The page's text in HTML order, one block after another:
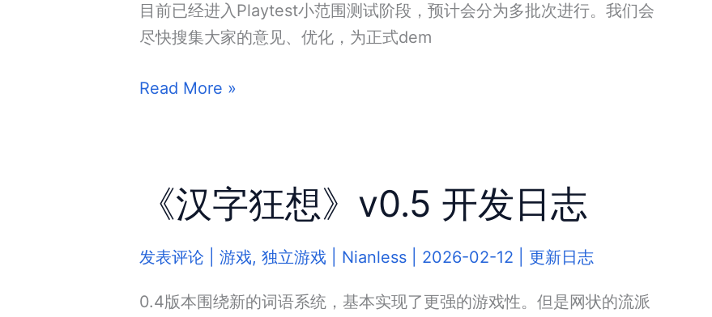
目前已经进入Playtest小范围测试阶段，预计会分为多批次进行。我们会
尽快搜集大家的意见、优化，为正式dem
《汉
v0.6
发
志
Read More »
《汉字狂想》v0.5 开发日志
发表评论 游戏, 独立游戏 Nianless 2026-02-12 更新日志
0.4版本围绕新的词语系统，基本实现了更强的游戏性。但是网状的流派